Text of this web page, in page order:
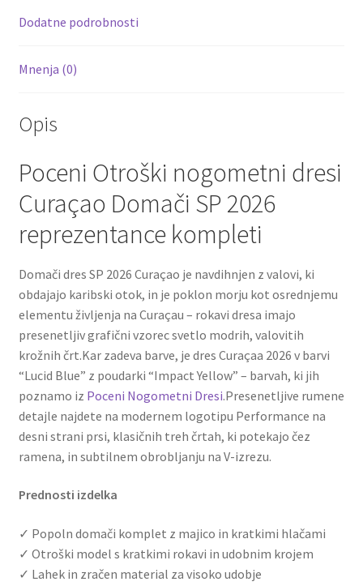
k
Dodatne podrobnosti
Mnenja (0)
Opis
Poceni Otroški nogometni dresi
Curaçao Domači SP 2026
reprezentance kompleti
Domači dres SP 2026 Curaçao je navdihnjen z valovi, ki
obdajajo karibski otok, in je poklon morju kot osrednjemu
elementu življenja na Curaçau – rokavi dresa imajo
presenetljiv grafični vzorec svetlo modrih, valovitih
krožnih črt.Kar zadeva barve, je dres Curaçaa 2026 v barvi
“Lucid Blue” z poudarki “Impact Yellow” – barvah, ki jih
poznamo iz Poceni Nogometni Dresi.Presenetljive rumene
detajle najdete na modernem logotipu Performance na
desni strani prsi, klasičnih treh črtah, ki potekajo čez
ramena, in subtilnem obrobljanju na V-izrezu.
Prednosti izdelka
✓ Popoln domači komplet z majico in kratkimi hlačami
✓ Otroški model s kratkimi rokavi in ​​udobnim krojem
✓ Lahek in zračen material za visoko udobje